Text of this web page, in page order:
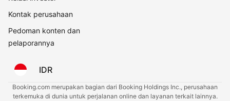
Kontak perusahaan
Pedoman konten dan
pelaporannya
IDR
Booking.com merupakan bagian dari Booking Holdings Inc., perusahaan
terkemuka di dunia untuk perjalanan online dan layanan terkait lainnya.